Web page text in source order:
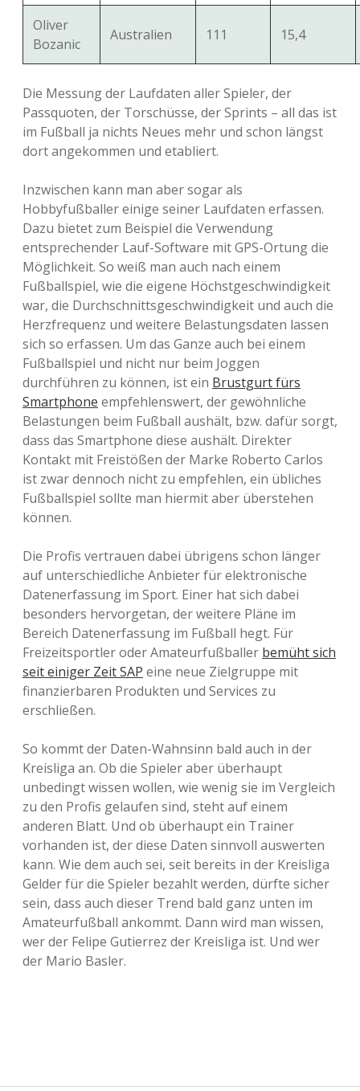
Oliver
Bozanic
Australien 111 15,4
Die Messung der Laufdaten aller Spieler, der
Passquoten, der Torschüsse, der Sprints – all das ist
im Fußball ja nichts Neues mehr und schon längst
dort angekommen und etabliert.
Inzwischen kann man aber sogar als
Hobbyfußballer einige seiner Laufdaten erfassen.
Dazu bietet zum Beispiel die Verwendung
entsprechender Lauf-Software mit GPS-Ortung die
Möglichkeit. So weiß man auch nach einem
Fußballspiel, wie die eigene Höchstgeschwindigkeit
war, die Durchschnittsgeschwindigkeit und auch die
Herzfrequenz und weitere Belastungsdaten lassen
sich so erfassen. Um das Ganze auch bei einem
Fußballspiel und nicht nur beim Joggen
durchführen zu können, ist ein Brustgurt fürs
Smartphone empfehlenswert, der gewöhnliche
Belastungen beim Fußball aushält, bzw. dafür sorgt,
dass das Smartphone diese aushält. Direkter
Kontakt mit Freistößen der Marke Roberto Carlos
ist zwar dennoch nicht zu empfehlen, ein übliches
Fußballspiel sollte man hiermit aber überstehen
können.
Die Profis vertrauen dabei übrigens schon länger
auf unterschiedliche Anbieter für elektronische
Datenerfassung im Sport. Einer hat sich dabei
besonders hervorgetan, der weitere Pläne im
Bereich Datenerfassung im Fußball hegt. Für
Freizeitsportler oder Amateurfußballer bemüht sich
seit einiger Zeit SAP eine neue Zielgruppe mit
finanzierbaren Produkten und Services zu
erschließen.
So kommt der Daten-Wahnsinn bald auch in der
Kreisliga an. Ob die Spieler aber überhaupt
unbedingt wissen wollen, wie wenig sie im Vergleich
zu den Profis gelaufen sind, steht auf einem
anderen Blatt. Und ob überhaupt ein Trainer
vorhanden ist, der diese Daten sinnvoll auswerten
kann. Wie dem auch sei, seit bereits in der Kreisliga
Gelder für die Spieler bezahlt werden, dürfte sicher
sein, dass auch dieser Trend bald ganz unten im
Amateurfußball ankommt. Dann wird man wissen,
wer der Felipe Gutierrez der Kreisliga ist. Und wer
der Mario Basler.